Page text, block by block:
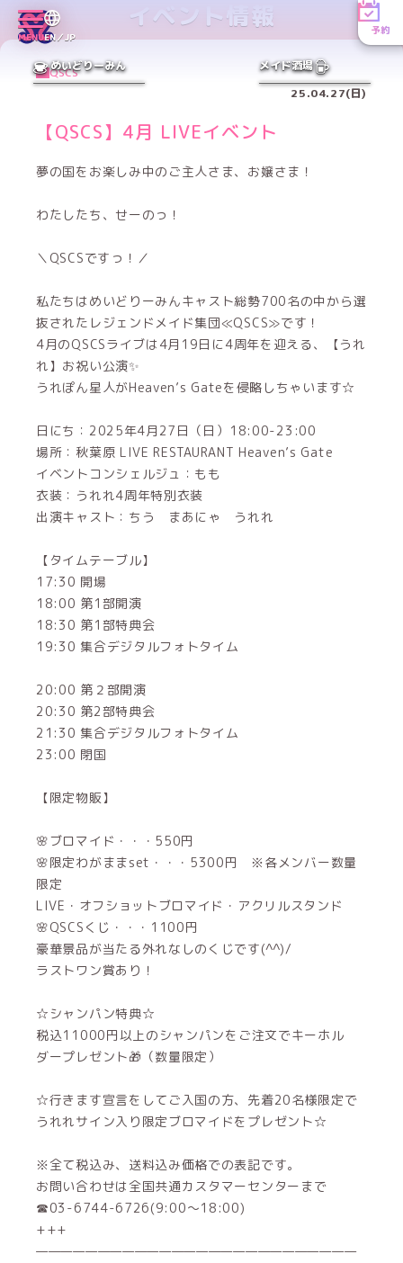
MENUEN／JP
予約
めいどりーみん メイド酒場
イベント情報
QSCS
25.04.27(日)
【QSCS】4月 LIVEイベント
夢の国をお楽しみ中のご主人さま、お嬢さま！
わたしたち、せーのっ！
＼QSCSですっ！／
私たちはめいどりーみんキャスト総勢700名の中から選
抜されたレジェンドメイド集団≪QSCS≫です！
4月のQSCSライブは4月19日に4周年を迎える、【うれ
れ】お祝い公演✨
うれぽん星人がHeaven’s Gateを侵略しちゃいます☆
日にち：2025年4月27日（日）18:00-23:00
場所：秋葉原 LIVE RESTAURANT Heaven’s Gate
イベントコンシェルジュ：もも
衣装：うれれ4周年特別衣装
出演キャスト：ちう まあにゃ うれれ
【タイムテーブル】
17:30 開場
18:00 第1部開演
18:30 第1部特典会
19:30 集合デジタルフォトタイム
20:00 第２部開演
20:30 第2部特典会
21:30 集合デジタルフォトタイム
23:00 閉国
【限定物販】
🌸ブロマイド・・・550円
🌸限定わがままset・・・5300円 ※各メンバー数量
限定
LIVE・オフショットブロマイド・アクリルスタンド
🌸QSCSくじ・・・1100円
豪華景品が当たる外れなしのくじです(^^)/
ラストワン賞あり！
☆シャンパン特典☆
税込11000円以上のシャンパンをご注文でキーホル
ダープレゼント🎁（数量限定）
☆行きます宣言をしてご入国の方、先着20名様限定で
うれれサイン入り限定ブロマイドをプレゼント☆
※全て税込み、送料込み価格での表記です。
お問い合わせは全国共通カスタマーセンターまで
☎03-6744-6726(9:00～18:00)
+++
——————————————————————————